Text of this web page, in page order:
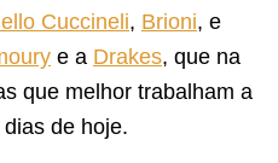
Cuccineli, Brioni, e
e a Drakes, que na
que melhor trabalham a
de hoje.